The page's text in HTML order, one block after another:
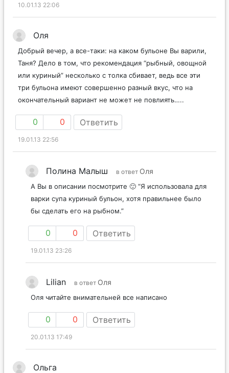
10.01.13 22:06
Оля
Добрый вечер, а все-таки: на каком бульоне Вы варили,
Таня? Дело в том, что рекомендация “рыбный, овощной
или куриный” несколько с толка сбивает, ведь все эти
три бульона имеют совершенно разный вкус, что на
окончательный вариант не может не повлиять…..
0 0 Ответить
19.01.13 22:56
Полина Малыш в ответ Оля
А Вы в описании посмотрите 🙂 “Я использовала для
варки супа куриный бульон, хотя правильнее было
бы сделать его на рыбном.”
0 0 Ответить
19.01.13 23:26
Lilian в ответ Оля
Оля читайте внимательней все написано
0 0 Ответить
20.01.13 17:49
Ольга